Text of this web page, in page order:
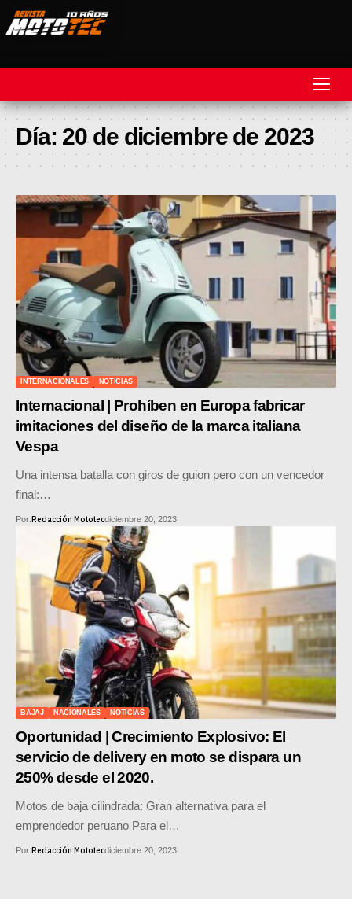
REVISTA
MOTOVELOCIDAD
MOTOCROSS
MINICROSS
HARD ENDURO
SUPERCROSS
CROSS COUNTRY
MOTOS ACUÁTICAS
NOTICIAS
NACIONALES
MOBIL
PLANES
GUÍA DE PRECIOS
MOTOS HONDA PERÚ
MOTOS HERO PERÚ
MOTOS ZONTES PERÚ
MOTOS HAOJUE PERÚ
MOTOS BENELLI PERÚ
MOTOS ZONGSHEN PERÚ
Día: 20 de diciembre de 2023
INTERNACIONALES NOTICIAS
Internacional | Prohíben en Europa fabricar
imitaciones del diseño de la marca italiana
Vespa
Una intensa batalla con giros de guion pero con un vencedor
final:…
Por:Redacción Mototecdiciembre 20, 2023
BAJAJ NACIONALES NOTICIAS
Oportunidad | Crecimiento Explosivo: El
servicio de delivery en moto se dispara un
250% desde el 2020.
Motos de baja cilindrada: Gran alternativa para el
emprendedor peruano Para el…
Por:Redacción Mototecdiciembre 20, 2023